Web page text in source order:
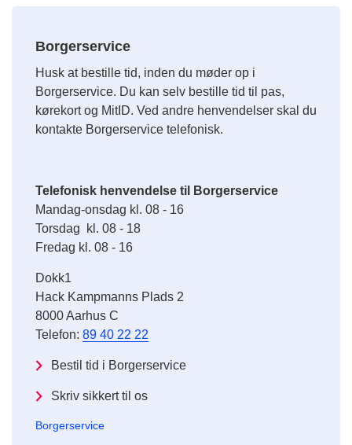
Borgerservice
Husk at bestille tid, inden du møder op i
Borgerservice. Du kan selv bestille tid til pas,
kørekort og MitID. Ved andre henvendelser skal du
kontakte Borgerservice telefonisk.
Telefonisk henvendelse til Borgerservice
Mandag-onsdag kl. 08 - 16
Torsdag kl. 08 - 18
Fredag kl. 08 - 16
Dokk1
Hack Kampmanns Plads 2
8000 Aarhus C
Telefon: 89 40 22 22
Bestil tid i Borgerservice
Skriv sikkert til os
Borgerservice